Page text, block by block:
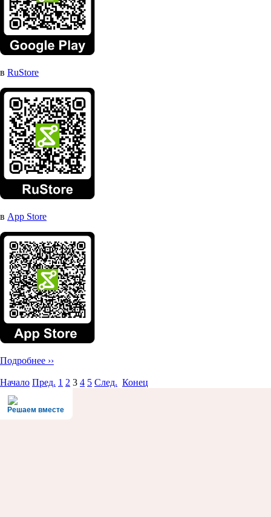
в RuStore
в App Store
Подробнее ››
Начало Пред. 1 2 3 4 5 След. Конец
Решаем вместе